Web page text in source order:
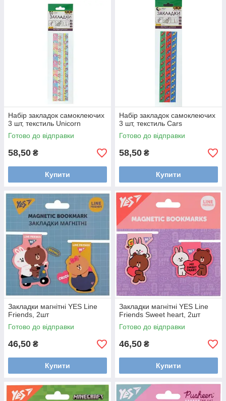
Набір закладок самоклеючих
3 шт, текстиль Unicorn
Готово до відправки
58,50 ₴
Купити
Набір закладок самоклеючих
3 шт, текстиль Cars
Готово до відправки
58,50 ₴
Купити
Закладки магнітні YES Line
Friends, 2шт
Готово до відправки
46,50 ₴
Купити
Закладки магнітні YES Line
Friends Sweet heart, 2шт
Готово до відправки
46,50 ₴
Купити